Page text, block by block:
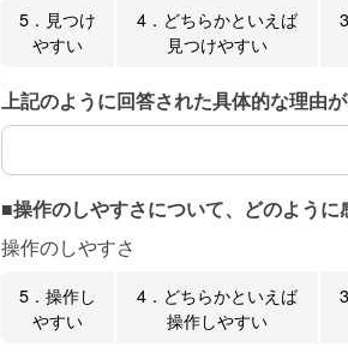
5．見つけ
やすい
4．どちらかといえば
見つけやすい
上記のように回答された具体的な理由
上記のように回答された具体的な理由が
■操作のしやすさについて、どのように
操作のしやすさ
5．操作し
やすい
4．どちらかといえば
操作しやすい